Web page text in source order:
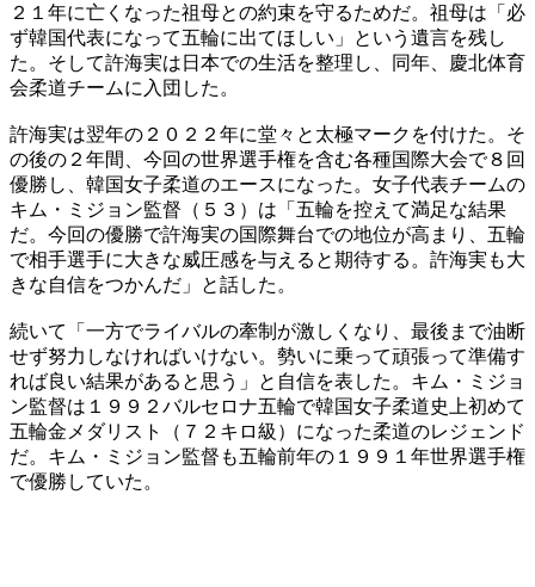
２１年に亡くなった祖母との約束を守るためだ。祖母は「必
ず韓国代表になって五輪に出てほしい」という遺言を残し
た。そして許海実は日本での生活を整理し、同年、慶北体育
会柔道チームに入団した。
許海実は翌年の２０２２年に堂々と太極マークを付けた。そ
の後の２年間、今回の世界選手権を含む各種国際大会で８回
優勝し、韓国女子柔道のエースになった。女子代表チームの
キム・ミジョン監督（５３）は「五輪を控えて満足な結果
だ。今回の優勝で許海実の国際舞台での地位が高まり、五輪
で相手選手に大きな威圧感を与えると期待する。許海実も大
きな自信をつかんだ」と話した。
続いて「一方でライバルの牽制が激しくなり、最後まで油断
せず努力しなければいけない。勢いに乗って頑張って準備す
れば良い結果があると思う」と自信を表した。キム・ミジョ
ン監督は１９９２バルセロナ五輪で韓国女子柔道史上初めて
五輪金メダリスト（７２キロ級）になった柔道のレジェンド
だ。キム・ミジョン監督も五輪前年の１９９１年世界選手権
で優勝していた。